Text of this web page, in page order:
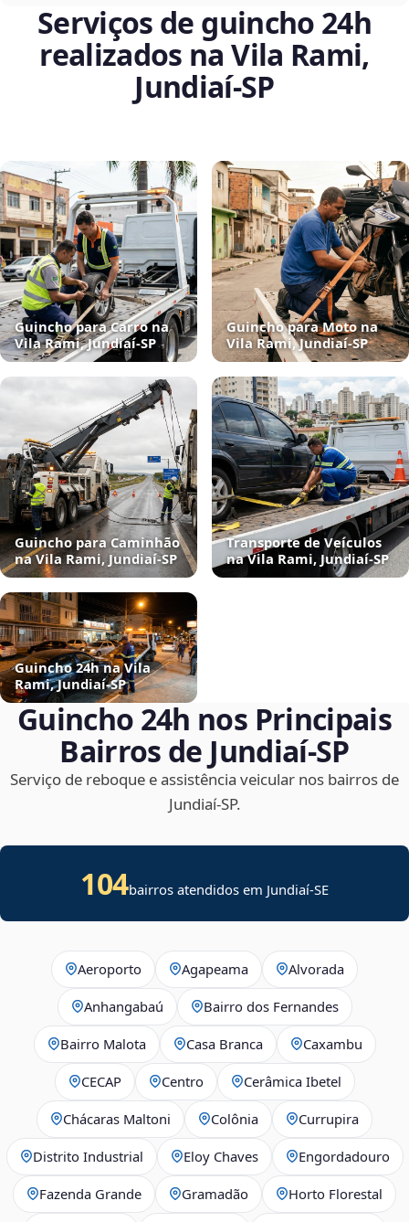
Serviços de guincho 24h
realizados na Vila Rami,
Jundiaí‑SP
Guincho para Carro na
Vila Rami, Jundiaí‑SP
Guincho para Moto na
Vila Rami, Jundiaí‑SP
Guincho para Caminhão
na Vila Rami, Jundiaí‑SP
Transporte de Veículos
na Vila Rami, Jundiaí‑SP
Guincho 24h na Vila
Rami, Jundiaí‑SP
Guincho 24h nos Principais
Bairros de Jundiaí‑SP
Serviço de reboque e assistência veicular nos bairros de
Jundiaí‑SP.
104bairros atendidos em Jundiaí-SE
Aeroporto Agapeama Alvorada
Anhangabaú Bairro dos Fernandes
Bairro Malota Casa Branca Caxambu
CECAP Centro Cerâmica Ibetel
Chácaras Maltoni Colônia Currupira
Distrito Industrial Eloy Chaves Engordadouro
Fazenda Grande Gramadão Horto Florestal